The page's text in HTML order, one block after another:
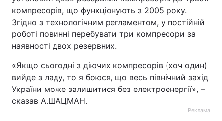
компресорів, що функціонують з 2005 року.
Згідно з технологічним регламентом, у постійній
роботі повинні перебувати три компресори за
наявності двох резервних.
«Якщо сьогодні з діючих компресорів (хоч один)
вийде з ладу, то я боюся, що весь північний захід
України може залишитися без електроенергії», –
сказав А.ШАЦМАН.
Реклама